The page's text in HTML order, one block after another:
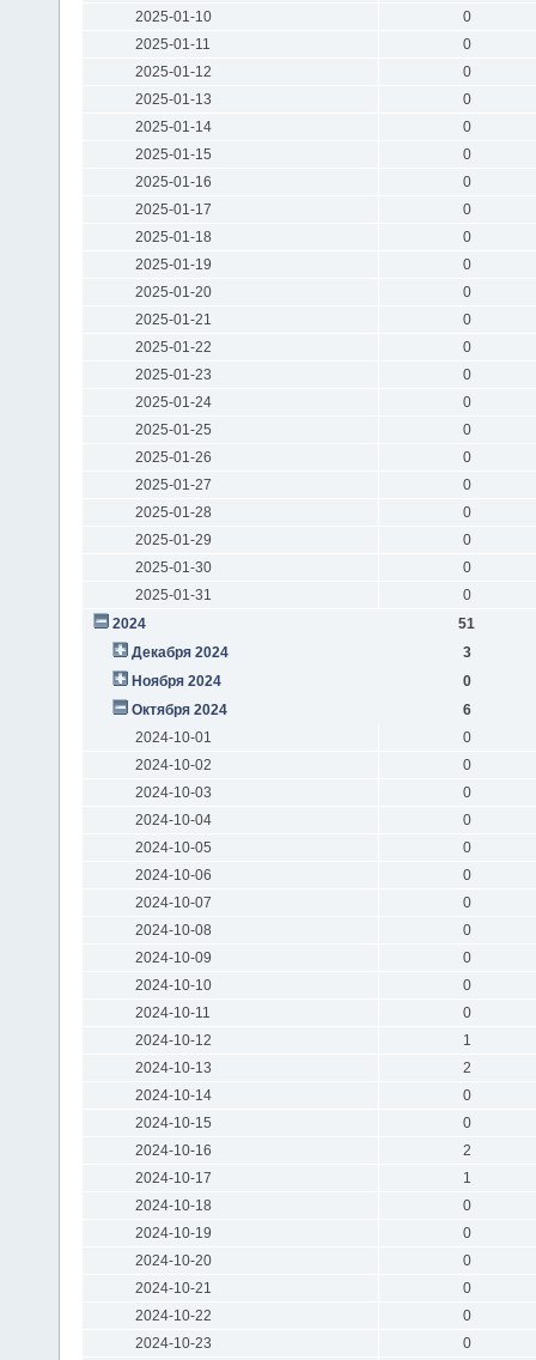
2025-01-10
0
2025-01-11
0
2025-01-12
0
2025-01-13
0
2025-01-14
0
2025-01-15
0
2025-01-16
0
2025-01-17
0
2025-01-18
0
2025-01-19
0
2025-01-20
0
2025-01-21
0
2025-01-22
0
2025-01-23
0
2025-01-24
0
2025-01-25
0
2025-01-26
0
2025-01-27
0
2025-01-28
0
2025-01-29
0
2025-01-30
0
2025-01-31
0
2024
51
Декабря 2024
3
Ноября 2024
0
Октября 2024
6
2024-10-01
0
2024-10-02
0
2024-10-03
0
2024-10-04
0
2024-10-05
0
2024-10-06
0
2024-10-07
0
2024-10-08
0
2024-10-09
0
2024-10-10
0
2024-10-11
0
2024-10-12
1
2024-10-13
2
2024-10-14
0
2024-10-15
0
2024-10-16
2
2024-10-17
1
2024-10-18
0
2024-10-19
0
2024-10-20
0
2024-10-21
0
2024-10-22
0
2024-10-23
0